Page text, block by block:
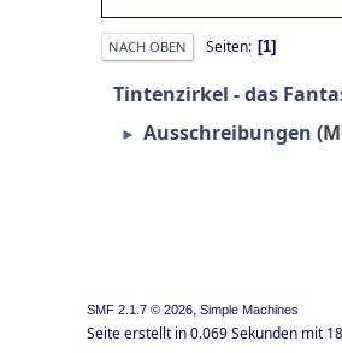
NACH OBEN Seiten 1
Tintenzirkel - das
► Ausschreibungen
SMF 2.1.7 © 2026, Simple Machines
Seite erstellt in 0.069 Sekunden mit